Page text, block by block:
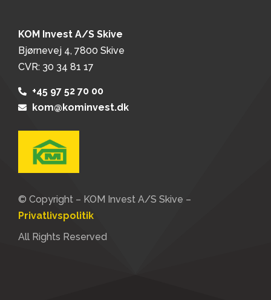
© Copyright – KOM Invest A/S Skive –
Privatlivspolitik
All Rights Reserved
KOM Invest A/S Skive
Bjørnevej 4, 7800 Skive
CVR: 30 34 81 17
+45 97 52 70 00
kom@kominvest.dk